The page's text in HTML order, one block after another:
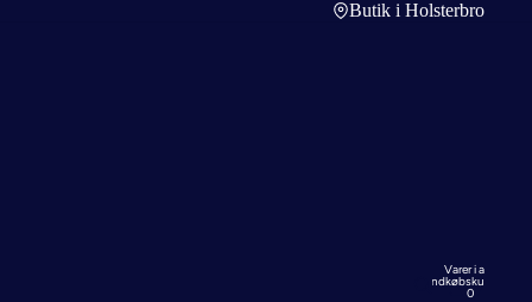
Butik i Holsterbro
Varer i alt i
indkøbskurven:
0